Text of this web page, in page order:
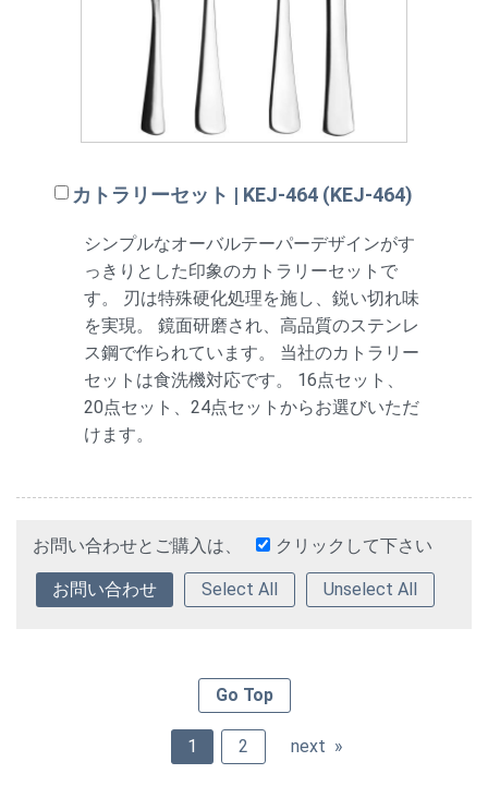
カトラリーセット | KEJ-464 (KEJ-464)
シンプルなオーバルテーパーデザインがす
っきりとした印象のカトラリーセットで
す。 刃は特殊硬化処理を施し、鋭い切れ味
を実現。 鏡面研磨され、高品質のステンレ
ス鋼で作られています。 当社のカトラリー
セットは食洗機対応です。 16点セット、
20点セット、24点セットからお選びいただ
けます。
お問い合わせとご購入は、 クリックして下さい
Select All Unselect All
Go Top
1 2 next »